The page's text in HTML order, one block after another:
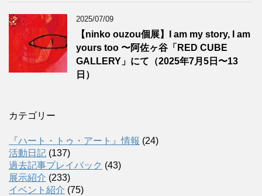
2025/07/09
【ninko ouzou個展】I am my story, I am
yours too 〜阿佐ヶ谷「RED CUBE
GALLERY」にて（2025年7月5日〜13
日）
カテゴリー
『ハート・トゥ・アート』情報 (24)
活動日記 (137)
過去記事プレイバック (43)
展示紹介 (233)
イベント紹介 (75)